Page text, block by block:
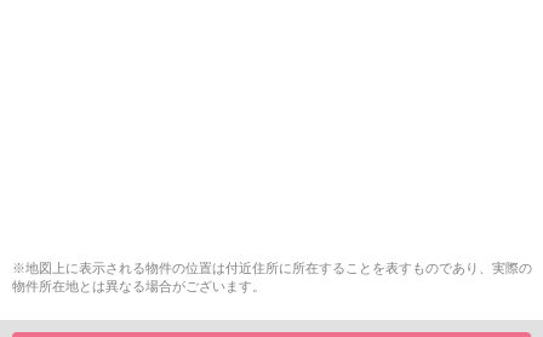
※地図上に表示される物件の位置は付近住所に所在することを表すものであり、実際の
物件所在地とは異なる場合がございます。